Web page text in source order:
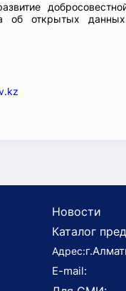
об открытых
Новости
Каталог
Адрес:
E-mail: